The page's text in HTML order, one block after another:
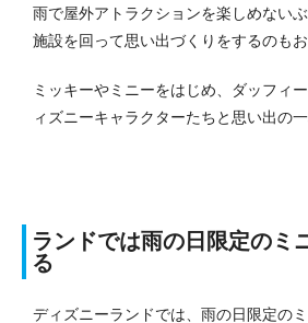
雨で屋外アトラクションを楽しめない
施設を回って思い出づくりをするのもお
ミッキーやミニーをはじめ、ダッフィ
ィズニーキャラクターたちと思い出の
ランドでは雨の日限定のミ
る
ディズニーランドでは、雨の日限定の